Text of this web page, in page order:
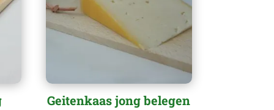
Geitenkaas jong belegen